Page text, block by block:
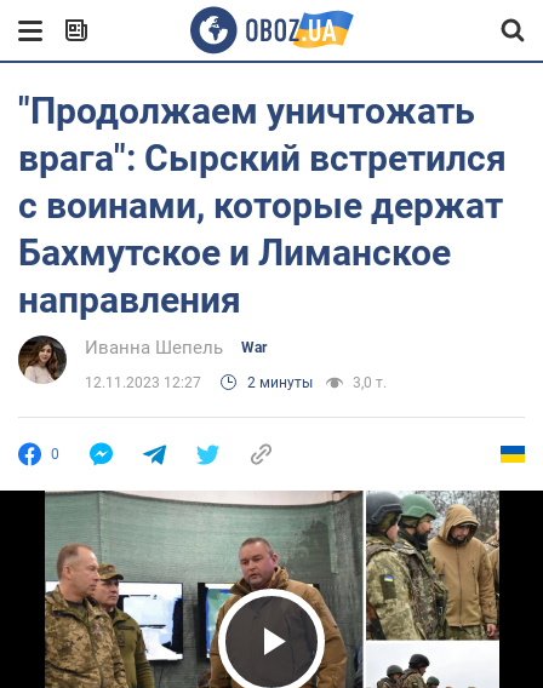
"Продолжаем уничтожать
врага": Сырский встретился
с воинами, которые держат
Бахмутское и Лиманское
направления
Иванна Шепель War
12.11.2023 12:27 2 минуты 3,0 т.
0